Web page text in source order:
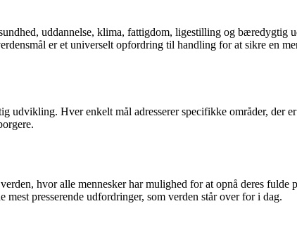
uddannelse, klima, fattigdom, ligestilling og bæredygtig
er et universelt opfordring til handling for at sikre en
Hver enkelt mål adresserer specifikke områder, der
hvor alle mennesker har mulighed for at opnå deres fulde
presserende udfordringer, som verden står over for i dag.